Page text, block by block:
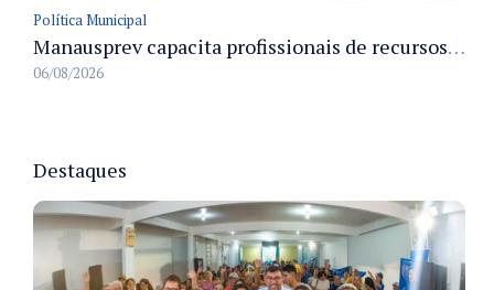
Política Municipal
Manausprev capacita profissionais de recursos humanos para agilizar concessão de aposentadorias no município
06/08/2026
Destaques